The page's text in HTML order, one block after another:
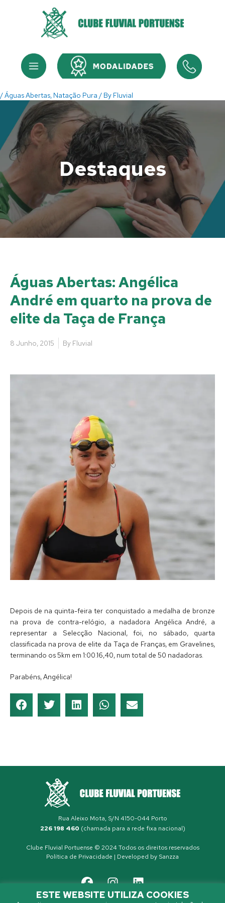
Menu Menu
/Águas Abertas, Natação Pura / By Fluvial
Destaques
Águas Abertas: Angélica
André em quarto na prova de
elite da Taça de França
8 Junho, 2015 By Fluvial
Depois de na quinta-feira ter conquistado a medalha de bronze
na prova de contra-relógio, a nadadora Angélica André, a
representar a Selecção Nacional, foi, no sábado, quarta
classificada na prova de elite da Taça de Franças, em Gravelines,
terminando os 5km em 1:00.16,40, num total de 50 nadadoras.
Parabéns, Angélica!
Rua Aleixo Mota, S/N 4150-044 Porto
226 198 460 (chamada para a rede fixa nacional)
Clube Fluvial Portuense © 2024 Todos os direitos reservados
Política de Privacidade | Developed by Sanzza
ESTE WEBSITE UTILIZA COOKIES